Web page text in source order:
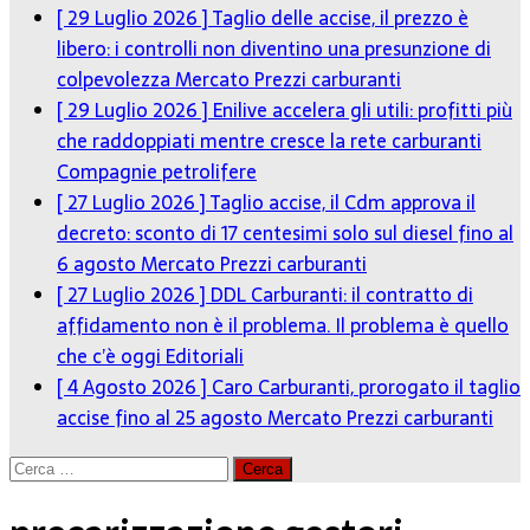
[ 29 Luglio 2026 ]Taglio delle accise, il prezzo è
libero: i controlli non diventino una presunzione di
colpevolezzaMercato Prezzi carburanti
[ 29 Luglio 2026 ]Enilive accelera gli utili: profitti più
che raddoppiati mentre cresce la rete carburanti
Compagnie petrolifere
[ 27 Luglio 2026 ]Taglio accise, il Cdm approva il
decreto: sconto di 17 centesimi solo sul diesel fino al
6 agostoMercato Prezzi carburanti
[ 27 Luglio 2026 ]DDL Carburanti: il contratto di
affidamento non è il problema. Il problema è quello
che c’è oggiEditoriali
[ 4 Agosto 2026 ]Caro Carburanti, prorogato il taglio
accise fino al 25 agostoMercato Prezzi carburanti
Ricerca